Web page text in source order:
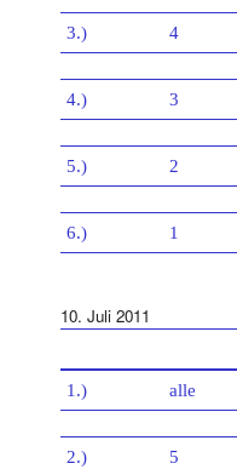
3.) 4
4.) 3
5.) 2
6.) 1
10. Juli 2011
1.) alle
2.) 5